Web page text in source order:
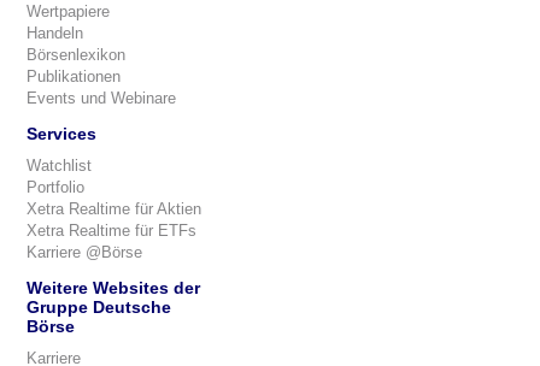
Wertpapiere
Handeln
Börsenlexikon
Publikationen
Events und Webinare
Services
Watchlist
Portfolio
Xetra Realtime für Aktien
Xetra Realtime für ETFs
Karriere @Börse
Weitere Websites der
Gruppe Deutsche
Börse
Karriere